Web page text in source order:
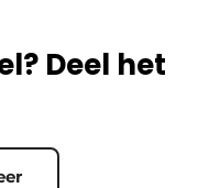
Deel het